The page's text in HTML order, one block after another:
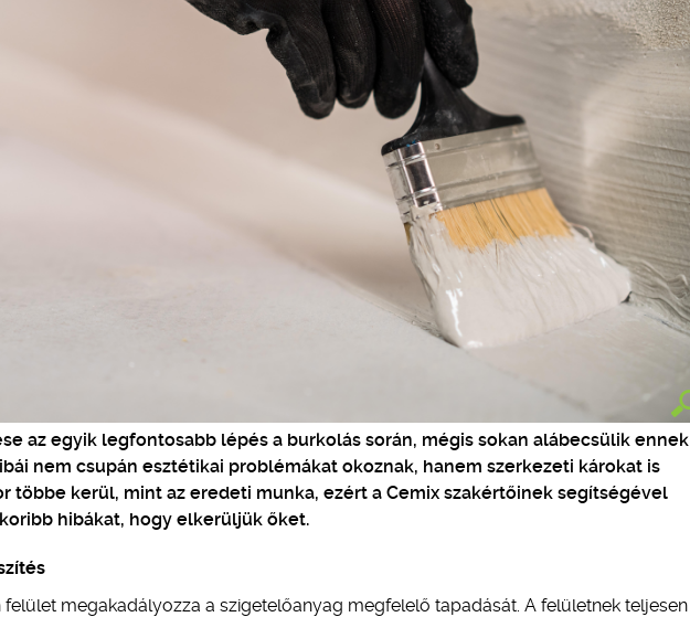
az egyik legfontosabb lépés a burkolás során, mégis sokan alábecsülik ennek
nem csupán esztétikai problémákat okoznak, hanem szerkezeti károkat is
többe kerül, mint az eredeti munka, ezért a Cemix szakértőinek segítségével
hibákat, hogy elkerüljük őket.
megakadályozza a szigetelőanyag megfelelő tapadását. A felületnek teljesen